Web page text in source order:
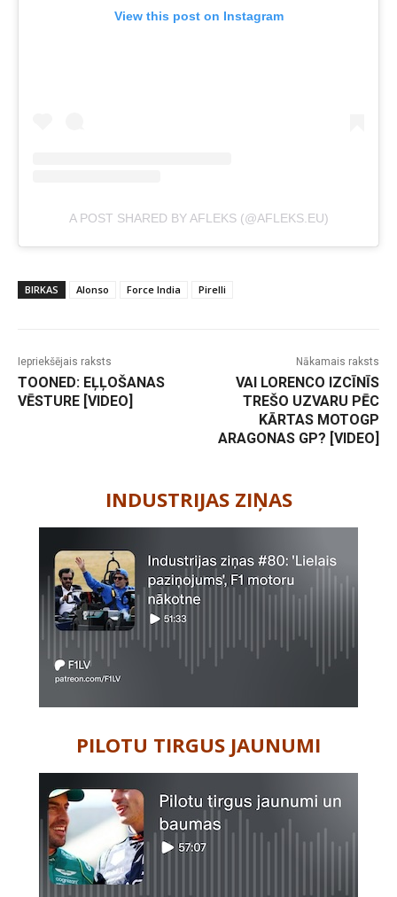
View this post on Instagram
A POST SHARED BY AFLEKS (@AFLEKS.EU)
BIRKAS Alonso Force India Pirelli
Iepriekšējais raksts
TOONED: EĻĻOŠANAS
VĒSTURE [VIDEO]
Nākamais raksts
VAI LORENCO IZCĪNĪS
TREŠO UZVARU PĒC
KĀRTAS MOTOGP
ARAGONAS GP? [VIDEO]
INDUSTRIJAS ZIŅAS
PILOTU TIRGUS JAUNUMI